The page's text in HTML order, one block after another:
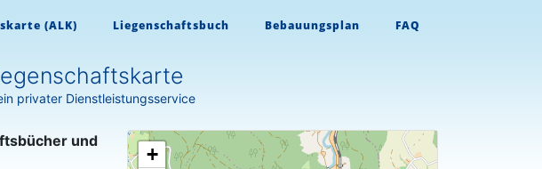
(ALK) Liegenschaftsbuch Bebauungsplan FAQ
privater Dienstleistungsservice
und
+